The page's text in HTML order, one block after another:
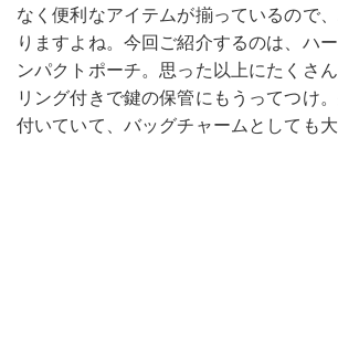
なく便利なアイテムが揃っているので
りますよね。今回ご紹介するのは、ハ
ンパクトポーチ。思った以上にたくさ
リング付きで鍵の保管にもうってつけ
付いていて、バッグチャームとしても